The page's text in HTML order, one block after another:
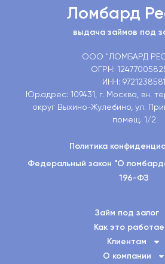
Ломбард
выдача займов под
ООО "ЛОМБАРД
ОГРН:
ИНН: 9721238581
Юр.адрес: 109431, г. Москва, вн.
округ Выхино-Жулебино, ул.
помещ. 1/2
Политика
Федеральный закон "О
196-ФЗ
Займ под залог
Как это
Клиентам
О компании